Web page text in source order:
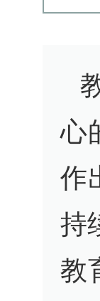
心
作
持
教